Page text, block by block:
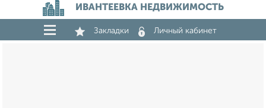
ИВАНТЕЕВКА НЕДВИЖИМОСТЬ
Закладки Личный кабинет